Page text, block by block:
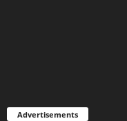
Advertisements